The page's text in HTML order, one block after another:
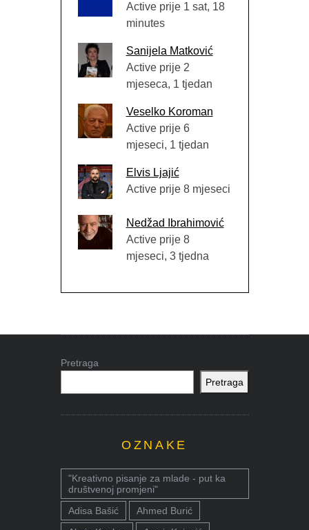
Active prije 1 sat, 18
minutes
Sanijela Matković
Active prije 2
mjeseca, 1 tjedan
Veselko Koroman
Active prije 6
mjeseci, 1 tjedan
Elvis Ljajić
Active prije 8 mjeseci
Nedžad Ibrahimović
Active prije 8
mjeseci, 3 tjedna
Pretraga
Pretraga
OZNAKE
"Kreativno pisanje za mlade - put ka
društvenoj promjeni"
Adisa Bašić
Ahmed Burić